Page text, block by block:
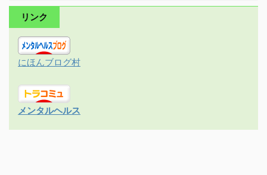
リンク
にほんブログ村
メンタルヘルス